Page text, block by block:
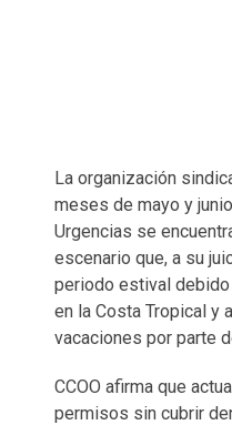
La organización
meses de mayo y
Urgencias se
escenario que, a su
periodo estival
en la Costa Tropical y
vacaciones por parte
CCOO afirma que
permisos sin cubrir